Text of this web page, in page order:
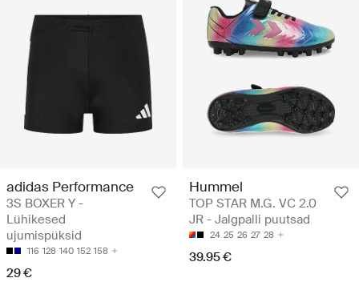
adidas Performance
3S BOXER Y -
Lühikesed
ujumispüksid
116 128 140 152 158
29 €
Hummel
TOP STAR M.G. VC 2.0
JR - Jalgpalli puutsad
24 25 26 27 28
39.95 €